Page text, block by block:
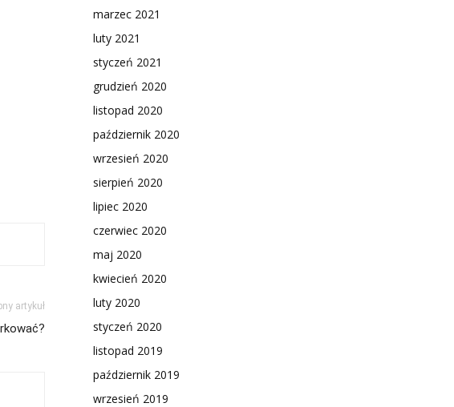
artykuł
marzec 2021
luty 2021
styczeń 2021
grudzień 2020
listopad 2020
październik 2020
wrzesień 2020
sierpień 2020
lipiec 2020
czerwiec 2020
maj 2020
kwiecień 2020
luty 2020
styczeń 2020
listopad 2019
październik 2019
wrzesień 2019